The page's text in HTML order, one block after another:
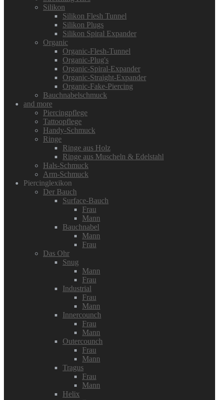
Silikon
Silikon Flesh Tunnel
Silikon Plugs
Silikon Spiral Expander
Organic
Organic-Flesh-Tunnel
Organic-Plug's
Organic-Spiral-Expander
Organic-Straight-Expander
Organic-Fake-Piercing
Bauchnabelschmuck
and more
Piercingpflege
Tattoopflege
Handy-Schmuck
Ringe
Ringe aus Holz
Ringe aus Muscheln & Edelstahl
Hals-Schmuck
Arm-Schmuck
Piercinglexikon
Der Bauch
Surface-Bauch
Frau
Mann
Bauchnabel
Mann
Frau
Das Ohr
Snug
Mann
Frau
Industrial
Frau
Mann
Innercounch
Frau
Mann
Outercounch
Frau
Mann
Tragus
Frau
Mann
Helix